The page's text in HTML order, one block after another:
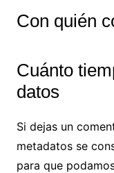
Con quién
Cuánto
datos
Si dejas un
metadatos se
para que